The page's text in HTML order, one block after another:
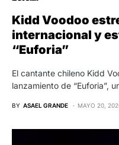
Kidd Voodoo
internacional y
“Euforia”
El cantante chileno Kidd
lanzamiento de “Euforia”,
BY ASAEL GRANDE MAYO 20,